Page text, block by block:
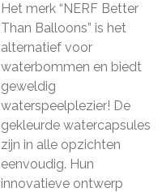
Het merk “NERF Better
Than Balloons” is het
alternatief voor
waterbommen en biedt
geweldig
waterspeelplezier! De
gekleurde watercapsules
zijn in alle opzichten
eenvoudig. Hun
innovatieve ontwerp